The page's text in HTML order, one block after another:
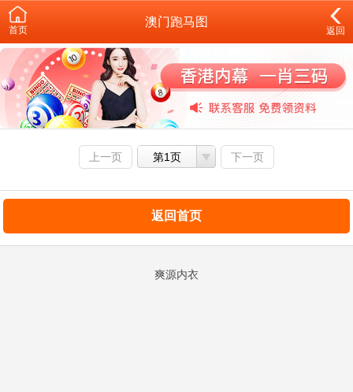
首页
澳门跑马图
返回
上一页 第1页 下一页
返回首页
爽源内衣